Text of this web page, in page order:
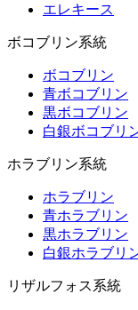
エレキース
ボコブリン系統
ボコブリン
青ボコブリン
黒ボコブリン
白銀ボコブリ
ホラブリン系統
ホラブリン
青ホラブリン
黒ホラブリン
白銀ホラブリ
リザルフォス系統